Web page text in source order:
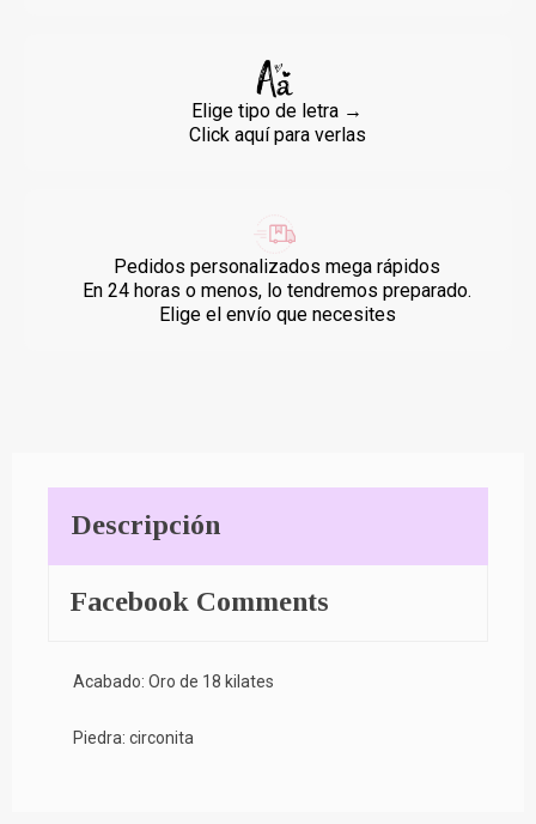
Elige tipo de letra →
Click aquí para verlas
Pedidos personalizados mega rápidos
En 24 horas o menos, lo tendremos preparado.
Elige el envío que necesites
Descripción
Facebook Comments
Acabado: Oro de 18 kilates
Piedra: circonita